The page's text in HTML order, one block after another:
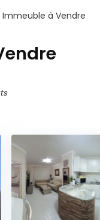
Immeuble à Vendre